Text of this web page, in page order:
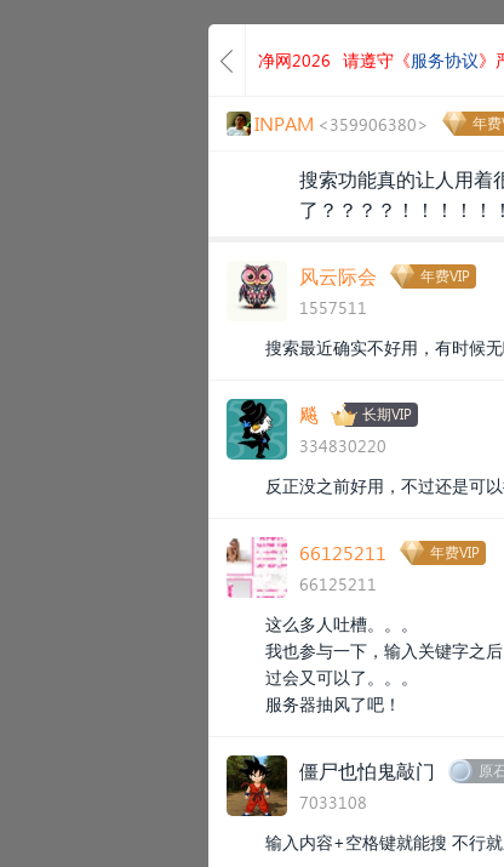
净网2026 请遵守《服务协议》
INPAM <359906380> 年费
搜索功能真的让人用着
了？？？？！！！！！
风云际会 年费VIP
1557511
搜索最近确实不好用，有时候
飚 长期VIP
334830220
反正没之前好用，不过还是可
66125211 年费VIP
66125211
这么多人吐槽。。。
我也参与一下，输入关键字之
过会又可以了。。。
服务器抽风了吧！
僵尸也怕鬼敲门 原
7033108
输入内容+空格键就能搜 不行就